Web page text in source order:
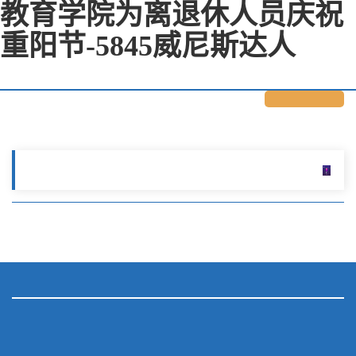
教育学院为离退休人员庆祝
重阳节-5845威尼斯达人